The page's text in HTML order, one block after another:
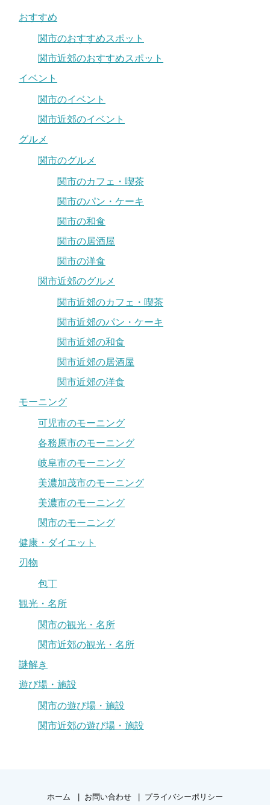
おすすめ
関市のおすすめスポット
関市近郊のおすすめスポット
イベント
関市のイベント
関市近郊のイベント
グルメ
関市のグルメ
関市のカフェ・喫茶
関市のパン・ケーキ
関市の和食
関市の居酒屋
関市の洋食
関市近郊のグルメ
関市近郊のカフェ・喫茶
関市近郊のパン・ケーキ
関市近郊の和食
関市近郊の居酒屋
関市近郊の洋食
モーニング
可児市のモーニング
各務原市のモーニング
岐阜市のモーニング
美濃加茂市のモーニング
美濃市のモーニング
関市のモーニング
健康・ダイエット
刃物
包丁
観光・名所
関市の観光・名所
関市近郊の観光・名所
謎解き
遊び場・施設
関市の遊び場・施設
関市近郊の遊び場・施設
ホーム お問い合わせ プライバシーポリシー